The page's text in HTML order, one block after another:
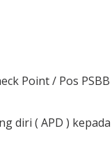
Point / Pos
( APD )